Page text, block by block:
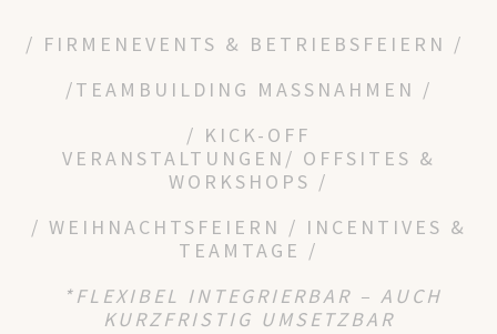
/ FIRMENEVENTS & BETRIEBSFEIERN /
/TEAMBUILDING MASSNAHMEN /
/ KICK-OFF
VERANSTALTUNGEN/ OFFSITES &
WORKSHOPS /
/ WEIHNACHTSFEIERN / INCENTIVES &
TEAMTAGE /
*FLEXIBEL INTEGRIERBAR – AUCH
KURZFRISTIG UMSETZBAR